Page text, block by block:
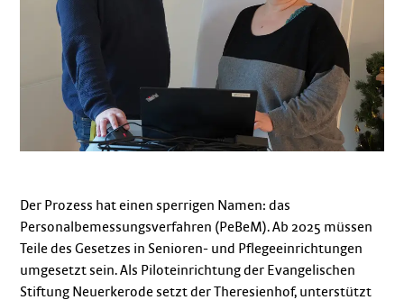
Der Prozess hat einen sperrigen Namen: das
Personalbemessungsverfahren (PeBeM). Ab 2025 müssen
Teile des Gesetzes in Senioren- und Pflegeeinrichtungen
umgesetzt sein. Als Piloteinrichtung der Evangelischen
Stiftung Neuerkerode setzt der Theresienhof, unterstützt